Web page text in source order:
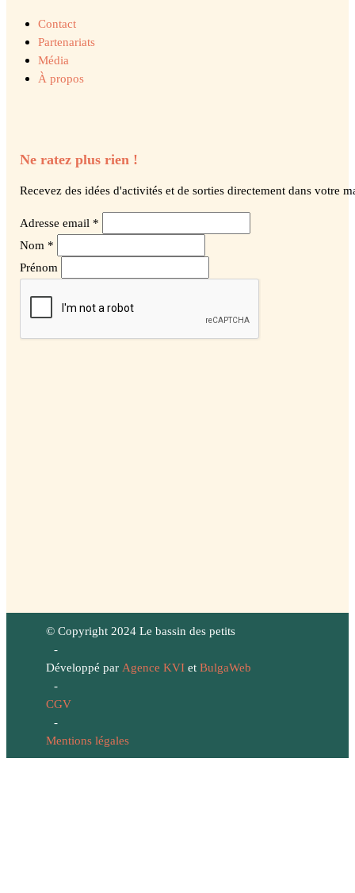
Contact
Partenariats
Média
À propos
Ne ratez plus rien !
Recevez des idées d'activités et de sorties directement dans votre
Adresse email *
Nom *
Prénom
© Copyright 2024 Le bassin des petits
-
Développé par Agence KVIet BulgaWeb
-
CGV
-
Mentions légales